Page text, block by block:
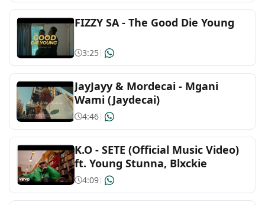
FIZZY SA - The Good Die Young
3:25|
JayJayy & Mordecai - Mgani
Wami (Jaydecai)
4:46|
K.O - SETE (Official Music Video)
ft. Young Stunna, Blxckie
4:09|